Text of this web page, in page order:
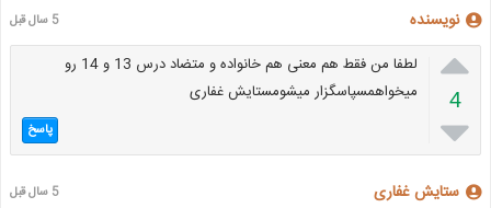
نویسنده 5 سال قبل

4

لطفا من فقط هم معنی هم خانواده و متضاد درس 13 و 14 رو
میخواهمسپاسگزار میشومستایش غفاری
پاسخ
ستایش غفاری 5 سال قبل